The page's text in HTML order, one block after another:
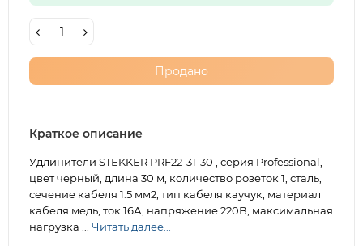
Продано
Краткое описание
Удлинители STEKKER PRF22-31-30 , серия Professional,
цвет черный, длина 30 м, количество розеток 1, сталь,
сечение кабеля 1.5 мм2, тип кабеля каучук, материал
кабеля медь, ток 16А, напряжение 220В, максимальная
нагрузка ... Читать далее...